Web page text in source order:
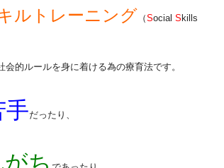
ルトレーニング （Social S kills
的ルールを身に着ける為の療育法です。
手だったり、
ち